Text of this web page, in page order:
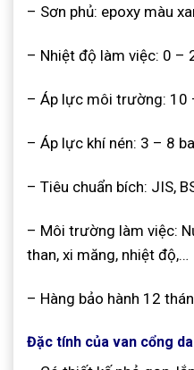
– Sơn phủ: epoxy màu
– Nhiệt độ làm việc: 0 –
– Áp lực môi trường:
– Áp lực khí nén: 3 – 8
– Tiêu chuẩn bích: JIS,
– Môi trường làm việc:
than, xi măng, nhiệt độ,…
– Hàng bảo hành 12
Đặc tính của van cổng